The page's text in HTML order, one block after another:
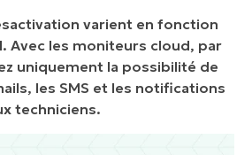
varient en fonction
Avec les moniteurs cloud, par
uniquement la possibilité de
les SMS et les notifications
techniciens.